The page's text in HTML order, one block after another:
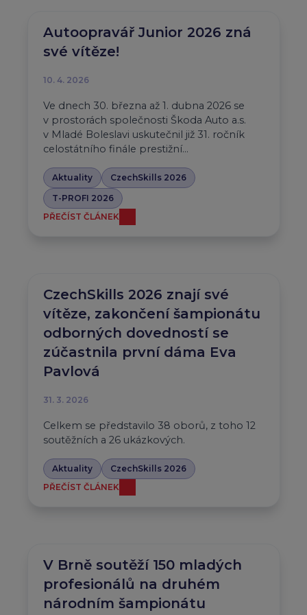
Autoopravář Junior 2026 zná
své vítěze!
10. 4. 2026
Ve dnech 30. března až 1. dubna 2026 se
v prostorách společnosti Škoda Auto a.s.
v Mladé Boleslavi uskutečnil již 31. ročník
celostátního finále prestižní…
Aktuality
CzechSkills 2026
T-PROFI 2026
PŘEČÍST ČLÁNEK
CzechSkills 2026 znají své
vítěze, zakončení šampionátu
odborných dovedností se
zúčastnila první dáma Eva
Pavlová
31. 3. 2026
Celkem se představilo 38 oborů, z toho 12
soutěžních a 26 ukázkových.
Aktuality
CzechSkills 2026
PŘEČÍST ČLÁNEK
V Brně soutěží 150 mladých
profesionálů na druhém
národním šampionátu